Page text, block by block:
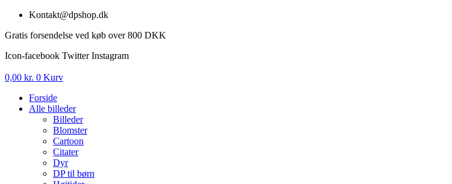
Videre
indhold
Kontakt@dpshop.dk
Gratis forsendelse ved køb over 800 DKK
Icon-facebook Twitter Instagram
0,00 kr. 0 Kurv
Forside
Alle billeder
Billeder
Blomster
Cartoon
Citater
Dyr
DP til børn